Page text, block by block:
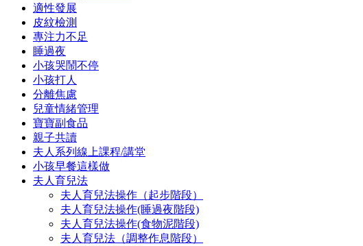
適性發展
皮紋檢測
專注力不足
睡過夜
小孩哭鬧不停
小孩打人
分離焦慮
兒童情緒管理
寶寶副食品
親子共讀
夫人系列線上課程/講堂
小孩早餐這樣做
夫人育兒法
夫人育兒法操作（起步階段）
夫人育兒法操作(睡過夜階段)
夫人育兒法操作(食物泥階段)
夫人育兒法（調整作息階段）